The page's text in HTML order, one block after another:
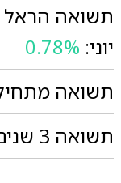
תשואה הראל
יוני: 0.78%
תשואה
תשואה 3 שנים: